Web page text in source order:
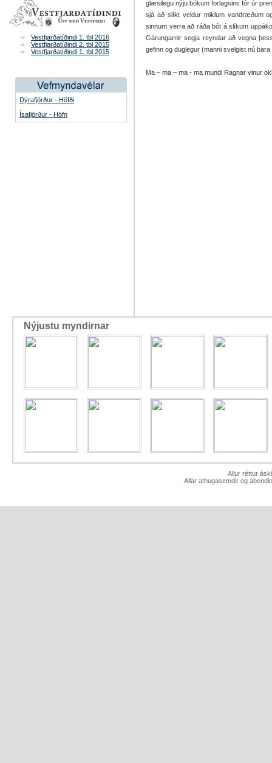
Vestfjarðatíðindi 1. tbl 2016
Vestfjarðatíðindi 2. tbl 2015
Vestfjarðatíðindi 1. tbl 2015
Dýrafjörður - Höfði
Ísafjörður - Höfn
glæsilegu nýju bókum forlagsins fór úr
sjá að slíkt veldur miklum vandræðum
sinnum verra að ráða bót á slíkum
Gárungarnir segja reyndar að vegna
gefinn og duglegur (manni svelgist nú
Ma – ma – ma - ma mundi Ragnar vinur
Nýjustu myndirnar
Allur réttur
Allar athugasemdir og